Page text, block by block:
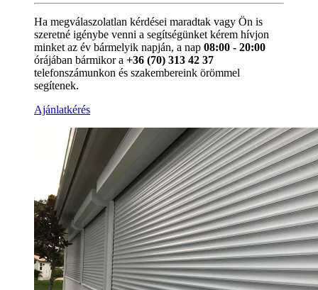
Ha megválaszolatlan kérdései maradtak vagy Ön is
szeretné igénybe venni a segítségünket kérem hívjon
minket az év bármelyik napján, a nap 08:00 - 20:00
órájában bármikor a +36 (70) 313 42 37
telefonszámunkon és szakembereink örömmel
segítenek.
Ajánlatkérés